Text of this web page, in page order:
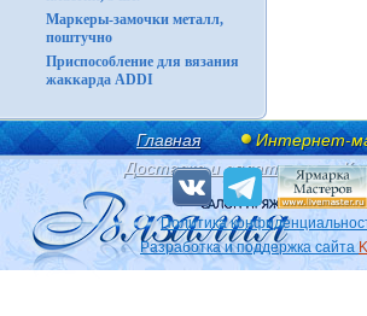
Маркеры-замочки металл,
поштучно
Приспособление для вязания
жаккарда ADDI
Главная
Интернет-
Доставка и оплата
Политика
Разработка и поддержка сайта